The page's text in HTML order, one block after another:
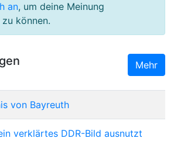
an, um deine Meinung
können.
Mehr
von Bayreuth
verklärtes DDR-Bild ausnutzt